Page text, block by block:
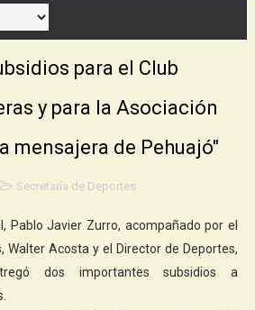
para el Club
y para la Asociación
mensajera de Pehuajó"
Secretaría de Deportes
Pablo Javier Zurro, acompañado por el
Walter Acosta y el Director de Deportes,
dos importantes subsidios a